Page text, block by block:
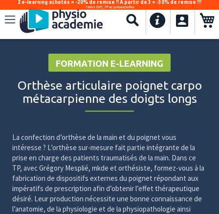
Recherche
2 e-learning achetés = -20% de remise !! À partir de 3 = -30% de remise !!!
*Hors DPC, TP et présentielles
.
FORMATION E-LEARNING
Orthèse articulaire poignet carpo
métacarpienne des doigts longs
La confection d’orthèse de la main et du poignet vous
intéresse ? L’orthèse sur-mesure fait partie intégrante de la
prise en charge des patients traumatisés de la main. Dans ce
TP, avec Grégory Mesplié, mkde et orthésiste, formez-vous à la
fabrication de dispositifs externes du poignet répondant aux
impératifs de prescription afin d’obtenir l’effet thérapeutique
désiré. Leur production nécessite une bonne connaissance de
l’anatomie, de la physiologie et de la physiopathologie ainsi